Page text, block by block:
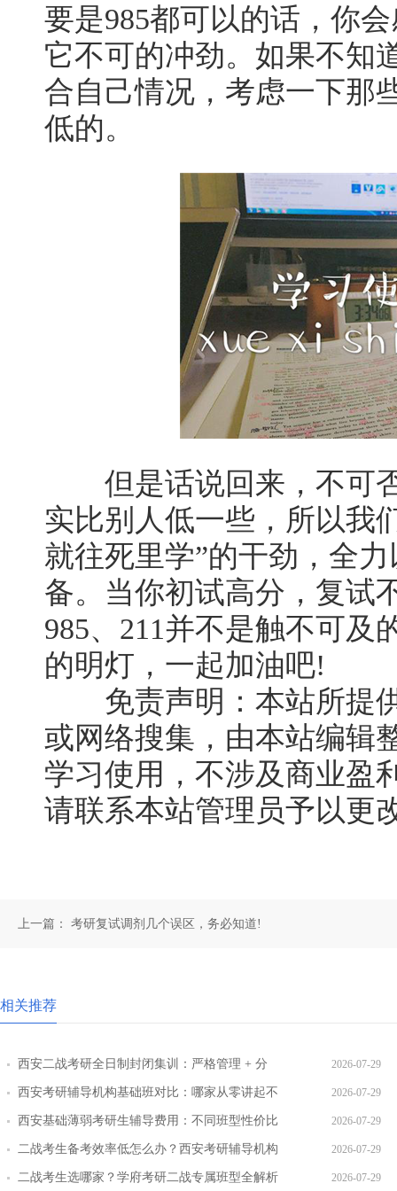
要是985都可以的话，你
它不可的冲劲。如果不知
合自己情况，考虑一下那
低的。
但是话说回来，不可否
实比别人低一些，所以我
就往死里学”的干劲，全
备。当你初试高分，复试
985、211并不是触不可及
的明灯，一起加油吧!
免责声明：本站所提供
或网络搜集，由本站编辑
学习使用，不涉及商业盈
请联系本站管理员予以更
上一篇： 考研复试调剂几个误区，务必知道!
相关推荐
西安二战考研全日制封闭集训：严格管理 + 分
层教学效果实测
2026-07-29
西安考研辅导机构基础班对比：哪家从零讲起不
跳步骤
2026-07-29
西安基础薄弱考研生辅导费用：不同班型性价比
对比
2026-07-29
二战考生备考效率低怎么办？西安考研辅导机构
提效方案盘点
2026-07-29
二战考生选哪家？学府考研二战专属班型全解析 2026-07-29